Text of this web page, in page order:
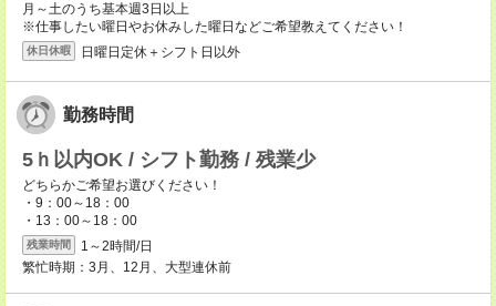
月～土のうち基本週3日以上
※仕事したい曜日やお休みした曜日などご希望教えてください！
休日休暇 日曜日定休＋シフト日以外
勤務時間
5ｈ以内OK / シフト勤務 / 残業少
どちらかご希望お選びください！
・9：00～18：00
・13：00～18：00
残業時間
1～2時間/日
繁忙時期：3月、12月、大型連休前